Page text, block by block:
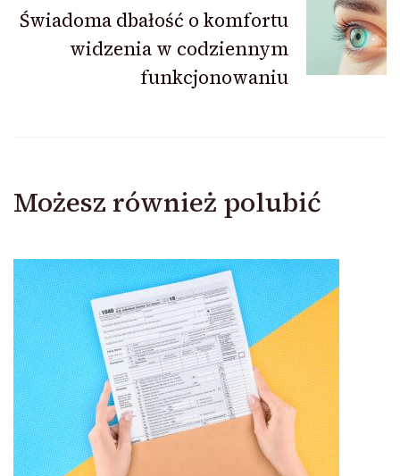
Świadoma dbałość o komfortu
widzenia w codziennym
funkcjonowaniu
Możesz również polubić